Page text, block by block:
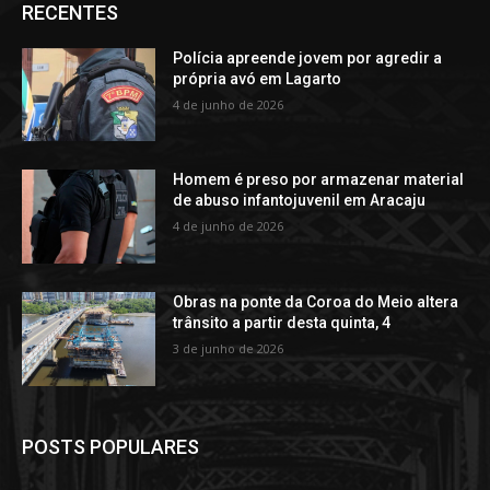
RECENTES
Polícia apreende jovem por agredir a
própria avó em Lagarto
4 de junho de 2026
Homem é preso por armazenar material
de abuso infantojuvenil em Aracaju
4 de junho de 2026
Obras na ponte da Coroa do Meio altera
trânsito a partir desta quinta, 4
3 de junho de 2026
POSTS POPULARES